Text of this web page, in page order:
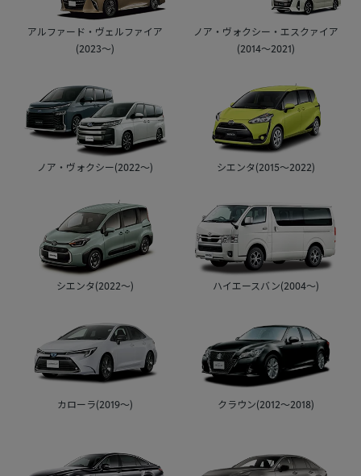
アルファード・ヴェルファイア
(2023～)
ノア・ヴォクシー・エスクァイア
(2014～2021)
ノア・ヴォクシー(2022～) シエンタ(2015～2022)
シエンタ(2022～) ハイエースバン(2004～)
カローラ(2019～) クラウン(2012～2018)